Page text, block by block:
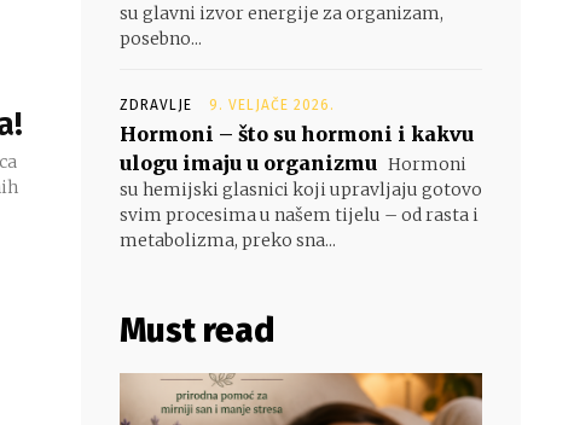
su glavni izvor energije za organizam,
posebno...
ZDRAVLJE 9. VELJAČE 2026.
Hormoni – što su hormoni i kakvu
ulogu imaju u organizmu Hormoni
su hemijski glasnici koji upravljaju gotovo
svim procesima u našem tijelu – od rasta i
metabolizma, preko sna...
Must read